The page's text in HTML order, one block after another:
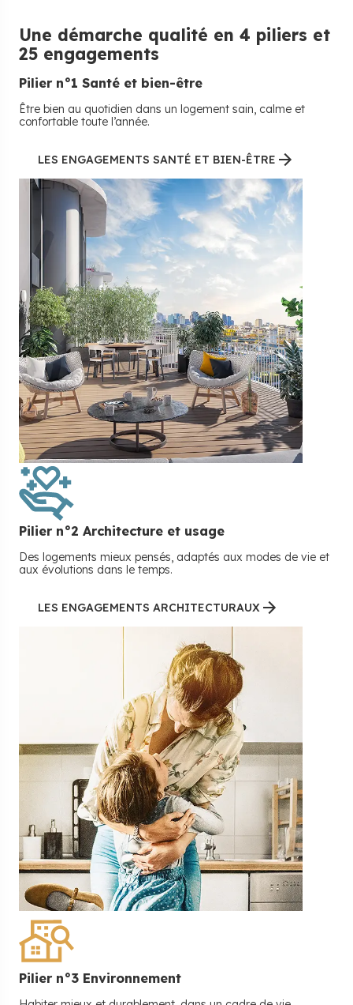
Une démarche qualité en 4 piliers et
25 engagements
Pilier n°1 Santé et bien-être
Être bien au quotidien dans un logement sain, calme et
confortable toute l’année.
LES ENGAGEMENTS SANTÉ ET BIEN-ÊTRE
Pilier n°2 Architecture et usage
Des logements mieux pensés, adaptés aux modes de vie et
aux évolutions dans le temps.
LES ENGAGEMENTS ARCHITECTURAUX
Pilier n°3 Environnement